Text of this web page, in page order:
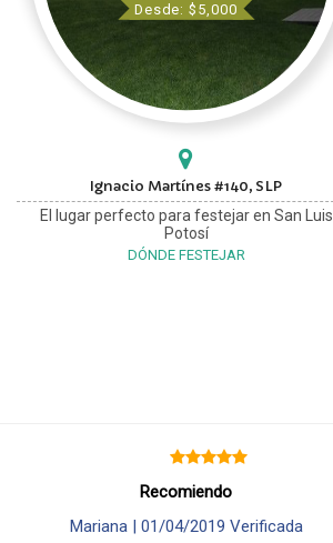
Desde: $5,000
Ignacio Martínes #140, SLP
El lugar perfecto para festejar en San Luis
Potosí
DÓNDE FESTEJAR
Recomiendo
Mariana | 01/04/2019 Verificada